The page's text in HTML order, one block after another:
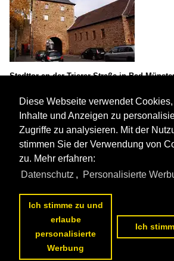
Stadttor an der Trierer Straße in Bad
1142 1024x681 Px, 29.12.2011
Diese Webseite verwendet
Inhalte und Anzeigen zu
Zugriffe zu analysieren. Mit der
stimmen Sie der Verwendung von
zu. Mehr erfahren:
Datenschutz , Personalisierte
Ich stimme zu und
erlaube
personalisierte
Werbung
Ich